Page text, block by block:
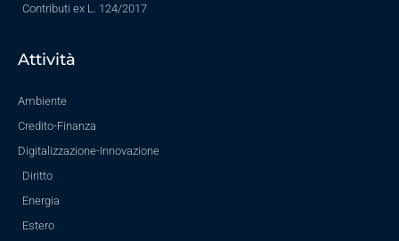
Contributi ex L. 124/2017
Attività
Ambiente
Credito-Finanza
Digitalizzazione-Innovazione
Diritto
Energia
Estero